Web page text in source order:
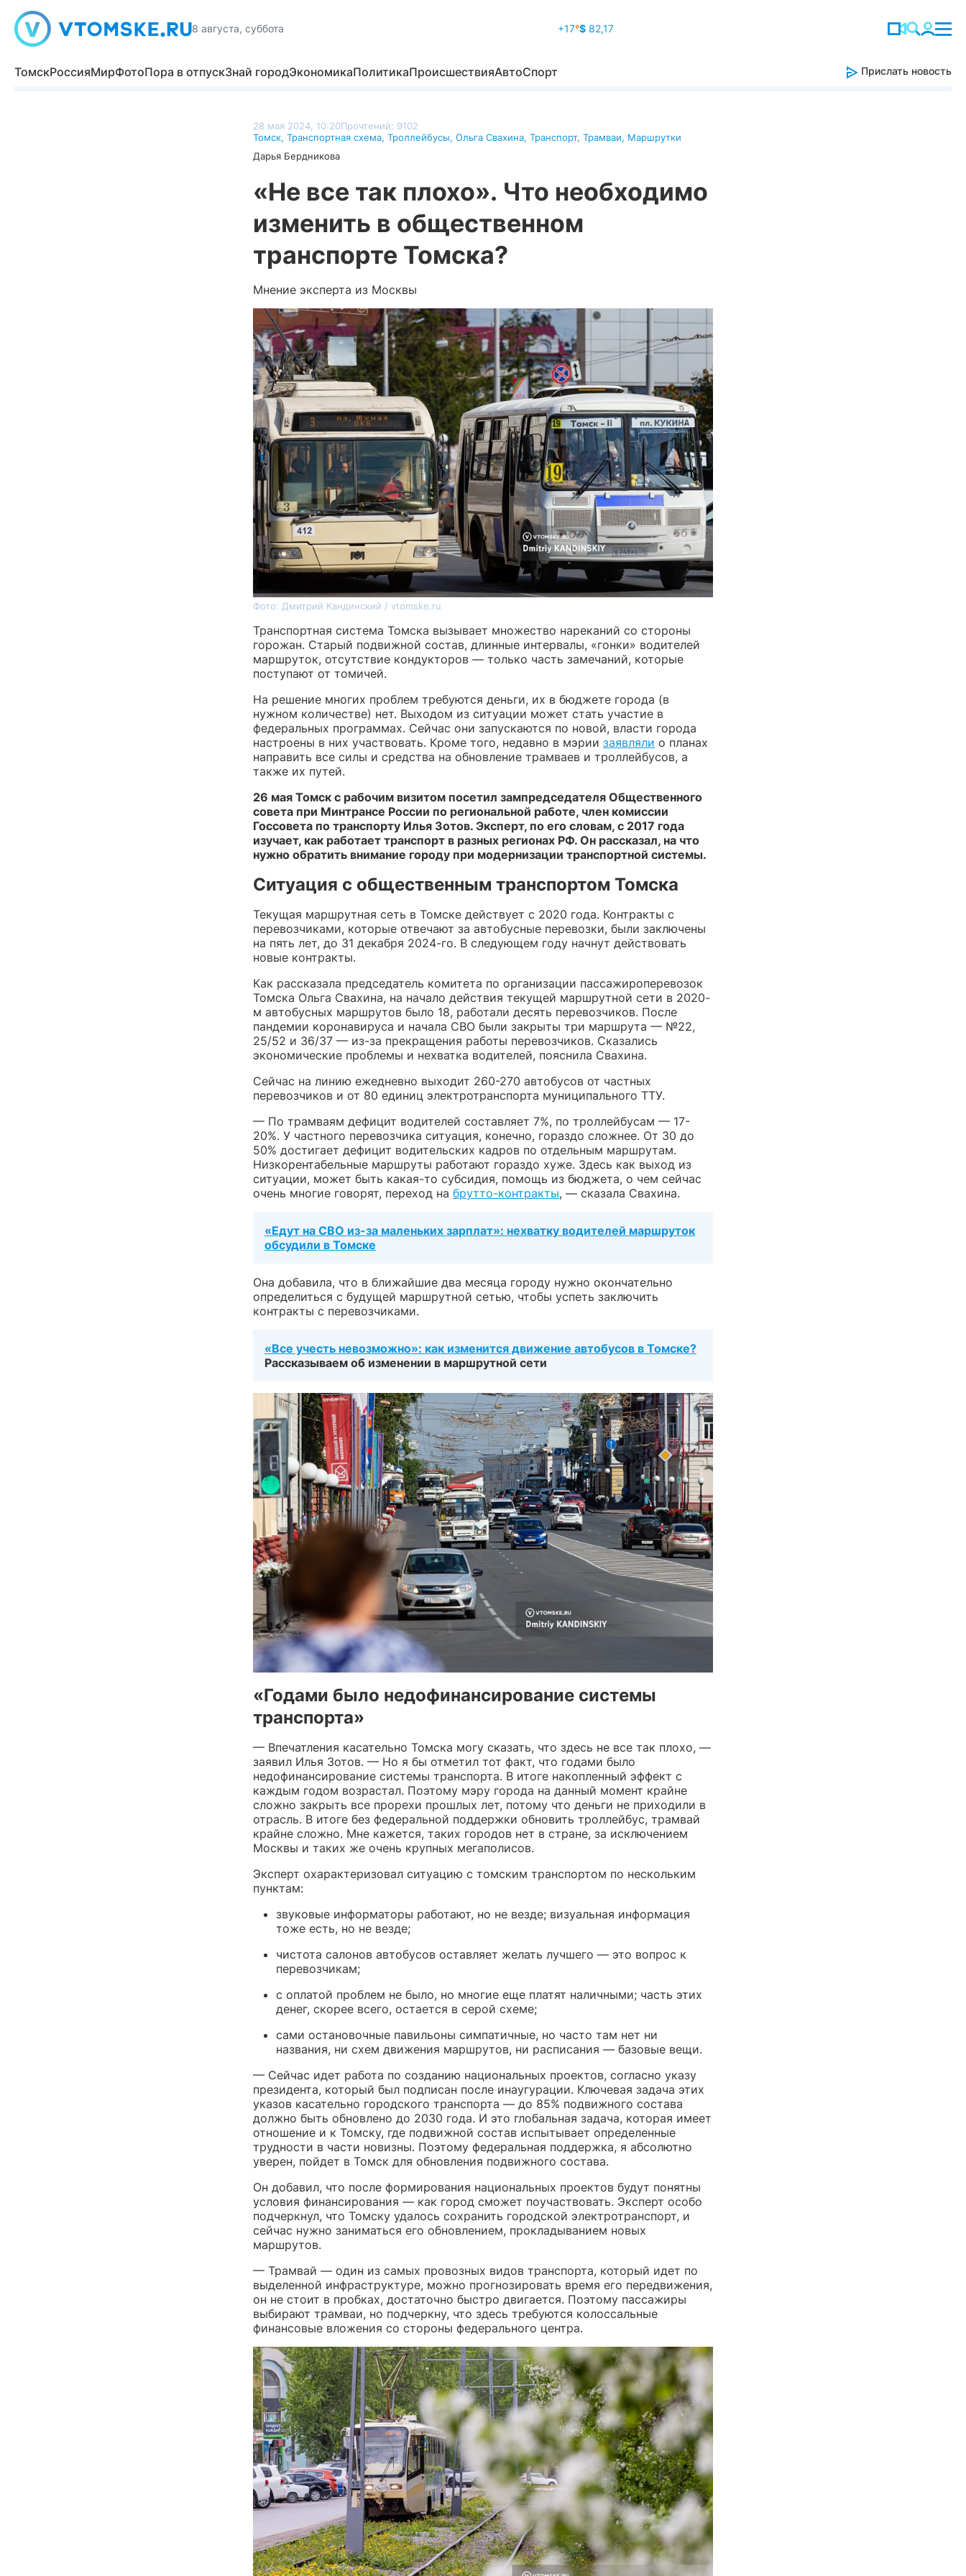
8 августа, суббота +17°$ 82,17
ТомскРоссияМирФотоПора в отпускЗнай городЭкономикаПолитикаПроисшествияАвтоСпорт Прислать новость
28 мая 2024, 10:20Прочтений: 9102
Томск, Транспортная схема, Троллейбусы, Ольга Свахина, Транспорт, Трамваи, Маршрутки
Дарья Бердникова
«Не все так плохо». Что необходимо
изменить в общественном
транспорте Томска?
Мнение эксперта из Москвы
Фото: Дмитрий Кандинский / vtomske.ru
Транспортная система Томска вызывает множество нареканий со стороны
горожан. Старый подвижной состав, длинные интервалы, «гонки» водителей
маршруток, отсутствие кондукторов — только часть замечаний, которые
поступают от томичей.
На решение многих проблем требуются деньги, их в бюджете города (в
нужном количестве) нет. Выходом из ситуации может стать участие в
федеральных программах. Сейчас они запускаются по новой, власти города
настроены в них участвовать. Кроме того, недавно в мэрии заявляли о планах
направить все силы и средства на обновление трамваев и троллейбусов, а
также их путей.
26 мая Томск с рабочим визитом посетил зампредседателя Общественного
совета при Минтрансе России по региональной работе, член комиссии
Госсовета по транспорту Илья Зотов. Эксперт, по его словам, с 2017 года
изучает, как работает транспорт в разных регионах РФ. Он рассказал, на что
нужно обратить внимание городу при модернизации транспортной системы.
Ситуация с общественным транспортом Томска
Текущая маршрутная сеть в Томске действует с 2020 года. Контракты с
перевозчиками, которые отвечают за автобусные перевозки, были заключены
на пять лет, до 31 декабря 2024-го. В следующем году начнут действовать
новые контракты.
Как рассказала председатель комитета по организации пассажироперевозок
Томска Ольга Свахина, на начало действия текущей маршрутной сети в 2020-
м автобусных маршрутов было 18, работали десять перевозчиков. После
пандемии коронавируса и начала СВО были закрыты три маршрута — №22,
25/52 и 36/37 — из-за прекращения работы перевозчиков. Сказались
экономические проблемы и нехватка водителей, пояснила Свахина.
Сейчас на линию ежедневно выходит 260-270 автобусов от частных
перевозчиков и от 80 единиц электротранспорта муниципального ТТУ.
— По трамваям дефицит водителей составляет 7%, по троллейбусам — 17-
20%. У частного перевозчика ситуация, конечно, гораздо сложнее. От 30 до
50% достигает дефицит водительских кадров по отдельным маршрутам.
Низкорентабельные маршруты работают гораздо хуже. Здесь как выход из
ситуации, может быть какая-то субсидия, помощь из бюджета, о чем сейчас
очень многие говорят, переход на брутто-контракты, — сказала Свахина.
«Едут на СВО из-за маленьких зарплат»: нехватку водителей маршруток
обсудили в Томске
Она добавила, что в ближайшие два месяца городу нужно окончательно
определиться с будущей маршрутной сетью, чтобы успеть заключить
контракты с перевозчиками.
«Все учесть невозможно»: как изменится движение автобусов в Томске?
Рассказываем об изменении в маршрутной сети
«Годами было недофинансирование системы
транспорта»
— Впечатления касательно Томска могу сказать, что здесь не все так плохо, —
заявил Илья Зотов. — Но я бы отметил тот факт, что годами было
недофинансирование системы транспорта. В итоге накопленный эффект с
каждым годом возрастал. Поэтому мэру города на данный момент крайне
сложно закрыть все прорехи прошлых лет, потому что деньги не приходили в
отрасль. В итоге без федеральной поддержки обновить троллейбус, трамвай
крайне сложно. Мне кажется, таких городов нет в стране, за исключением
Москвы и таких же очень крупных мегаполисов.
Эксперт охарактеризовал ситуацию с томским транспортом по нескольким
пунктам:
звуковые информаторы работают, но не везде; визуальная информация
тоже есть, но не везде;
чистота салонов автобусов оставляет желать лучшего — это вопрос к
перевозчикам;
с оплатой проблем не было, но многие еще платят наличными; часть этих
денег, скорее всего, остается в серой схеме;
сами остановочные павильоны симпатичные, но часто там нет ни
названия, ни схем движения маршрутов, ни расписания — базовые вещи.
— Сейчас идет работа по созданию национальных проектов, согласно указу
президента, который был подписан после инаугурации. Ключевая задача этих
указов касательно городского транспорта — до 85% подвижного состава
должно быть обновлено до 2030 года. И это глобальная задача, которая имеет
отношение и к Томску, где подвижной состав испытывает определенные
трудности в части новизны. Поэтому федеральная поддержка, я абсолютно
уверен, пойдет в Томск для обновления подвижного состава.
Он добавил, что после формирования национальных проектов будут понятны
условия финансирования — как город сможет поучаствовать. Эксперт особо
подчеркнул, что Томску удалось сохранить городской электротранспорт, и
сейчас нужно заниматься его обновлением, прокладыванием новых
маршрутов.
— Трамвай — один из самых провозных видов транспорта, который идет по
выделенной инфраструктуре, можно прогнозировать время его передвижения,
он не стоит в пробках, достаточно быстро двигается. Поэтому пассажиры
выбирают трамваи, но подчеркну, что здесь требуются колоссальные
финансовые вложения со стороны федерального центра.